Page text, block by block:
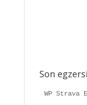
Son
WP Strava